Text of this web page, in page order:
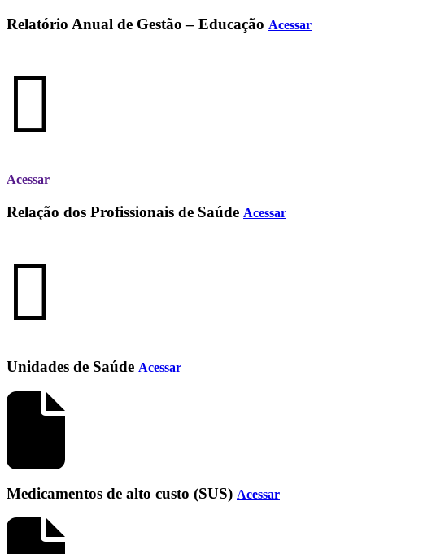
Relatório Anual de Gestão – Educação Acessar
Acessar
Relação dos Profissionais de Saúde Acessar
Unidades de Saúde Acessar
Medicamentos de alto custo (SUS) Acessar